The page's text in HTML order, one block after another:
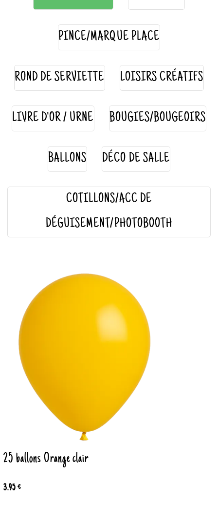
PINCE/MARQUE PLACE
ROND DE SERVIETTE LOISIRS CRÉATIFS
LIVRE D'OR / URNE BOUGIES/BOUGEOIRS
BALLONS DÉCO DE SALLE
COTILLONS/ACC DE
DÉGUISEMENT/PHOTOBOOTH
25 ballons Orange clair
3.95 €